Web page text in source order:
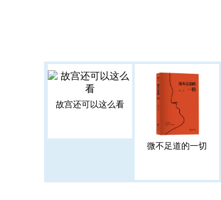
故宫还可以这么看
微不足道的一切